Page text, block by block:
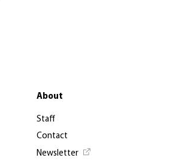
About
Staff
Contact
Newsletter